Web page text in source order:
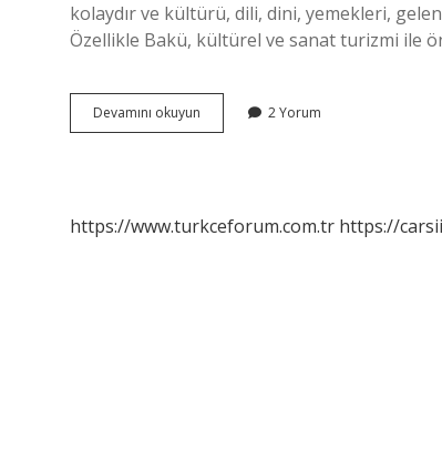
kolaydır ve kültürü, dili, dini, yemekleri,
Özellikle Bakü, kültürel ve sanat turizmi ile
Devamını okuyun
Korede
2 Yorum
https://www.turkceforum.com.tr https://